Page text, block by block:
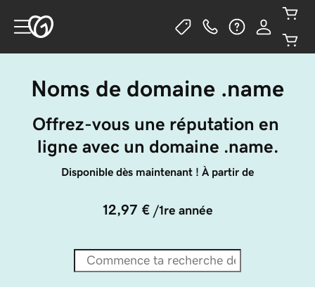
Noms de domaine .name
Offrez-vous une réputation en
ligne avec un domaine .name.
Disponible dès maintenant ! À partir de
12,97 € /1re année